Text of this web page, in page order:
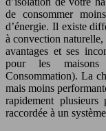
de consommer
d’énergie. Il existe
à convection
avantages et ses
pour les
Consommation). La
mais moins
rapidement
raccordée à un